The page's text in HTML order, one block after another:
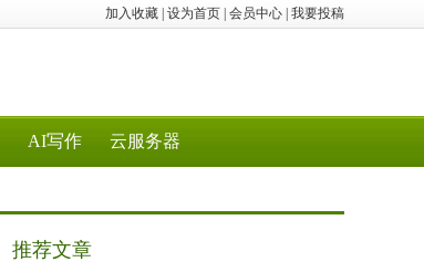
加入收藏 设为首页 会员中心 我要投稿
AI写作 云服务器
推荐文章